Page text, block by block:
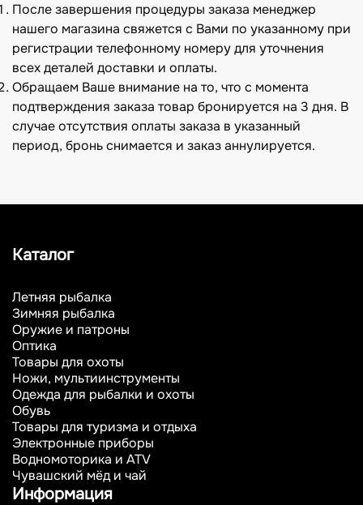
После завершения процедуры заказа менеджер
нашего магазина свяжется с Вами по указанному при
регистрации телефонному номеру для уточнения
всех деталей доставки и оплаты.
Обращаем Ваше внимание на то, что с момента
подтверждения заказа товар бронируется на 3 дня. В
случае отсутствия оплаты заказа в указанный
период, бронь снимается и заказ аннулируется.
Каталог
Летняя рыбалка
Зимняя рыбалка
Оружие и патроны
Оптика
Товары для охоты
Ножи, мультиинструменты
Одежда для рыбалки и охоты
Обувь
Товары для туризма и отдыха
Электронные приборы
Водномоторика и ATV
Чувашский мёд и чай
Информация